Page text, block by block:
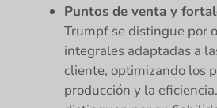
Puntos de venta y
Trumpf se distingue por
integrales adaptadas a
cliente, optimizando los
producción y la